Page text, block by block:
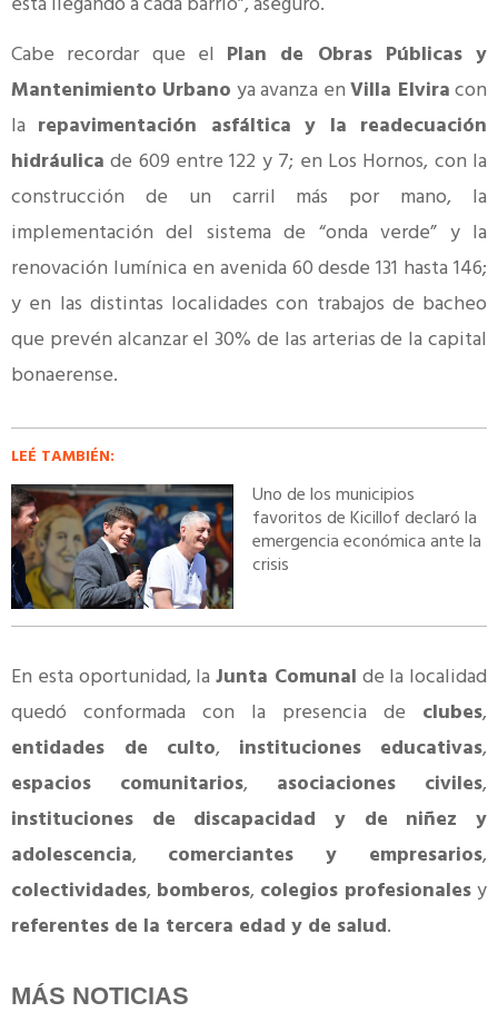
Cabe recordar que el Plan de Obras Públicas y
Mantenimiento Urbano ya avanza enVilla Elviracon
la repavimentación asfáltica y la readecuación
hidráulica de 609 entre 122 y 7; en Los Hornos, con la
construcción de un carril más por mano, la
implementación del sistema de “onda verde” y la
renovación lumínica en avenida 60 desde 131 hasta 146;
y en las distintas localidades con trabajos de bacheo
que prevén alcanzar el 30% de las arterias de la capital
bonaerense.
LEÉ TAMBIÉN:
Uno de los municipios
favoritos de Kicillof declaró la
emergencia económica ante la
crisis
En esta oportunidad, la Junta Comunal de la localidad
quedó conformada con la presencia de clubes,
entidades de culto, instituciones educativas,
espacios comunitarios, asociaciones civiles,
instituciones de discapacidad y de niñez y
adolescencia, comerciantes y empresarios,
colectividades, bomberos, colegios profesionalesy
referentes de la tercera edad y de salud.
MÁS NOTICIAS